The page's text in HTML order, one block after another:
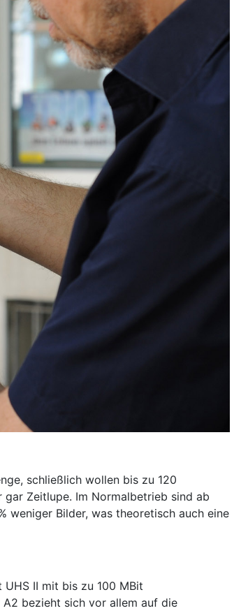
schließlich wollen bis zu 120
gar Zeitlupe. Im Normalbetrieb sind ab
weniger Bilder, was theoretisch auch eine
II mit bis zu 100 MBit
bezieht sich vor allem auf die